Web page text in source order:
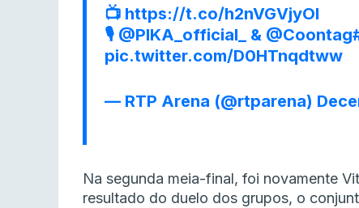
📺 https://t.co/h2nVGVjyOI
🎙️ @PIKA_official_ & @Coontag
pic.twitter.com/D0HTnqdtww
— RTP Arena (@rtparena)
Na segunda meia-final, foi novamente
resultado do duelo dos grupos, o